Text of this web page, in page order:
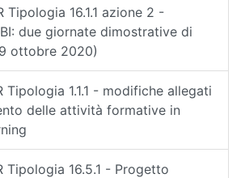
Tipologia 16.1.1 azione 2 -
due giornate dimostrative di
ottobre 2020)
Tipologia 1.1.1 - modifiche allegati
delle attività formative in
Tipologia 16.5.1 - Progetto